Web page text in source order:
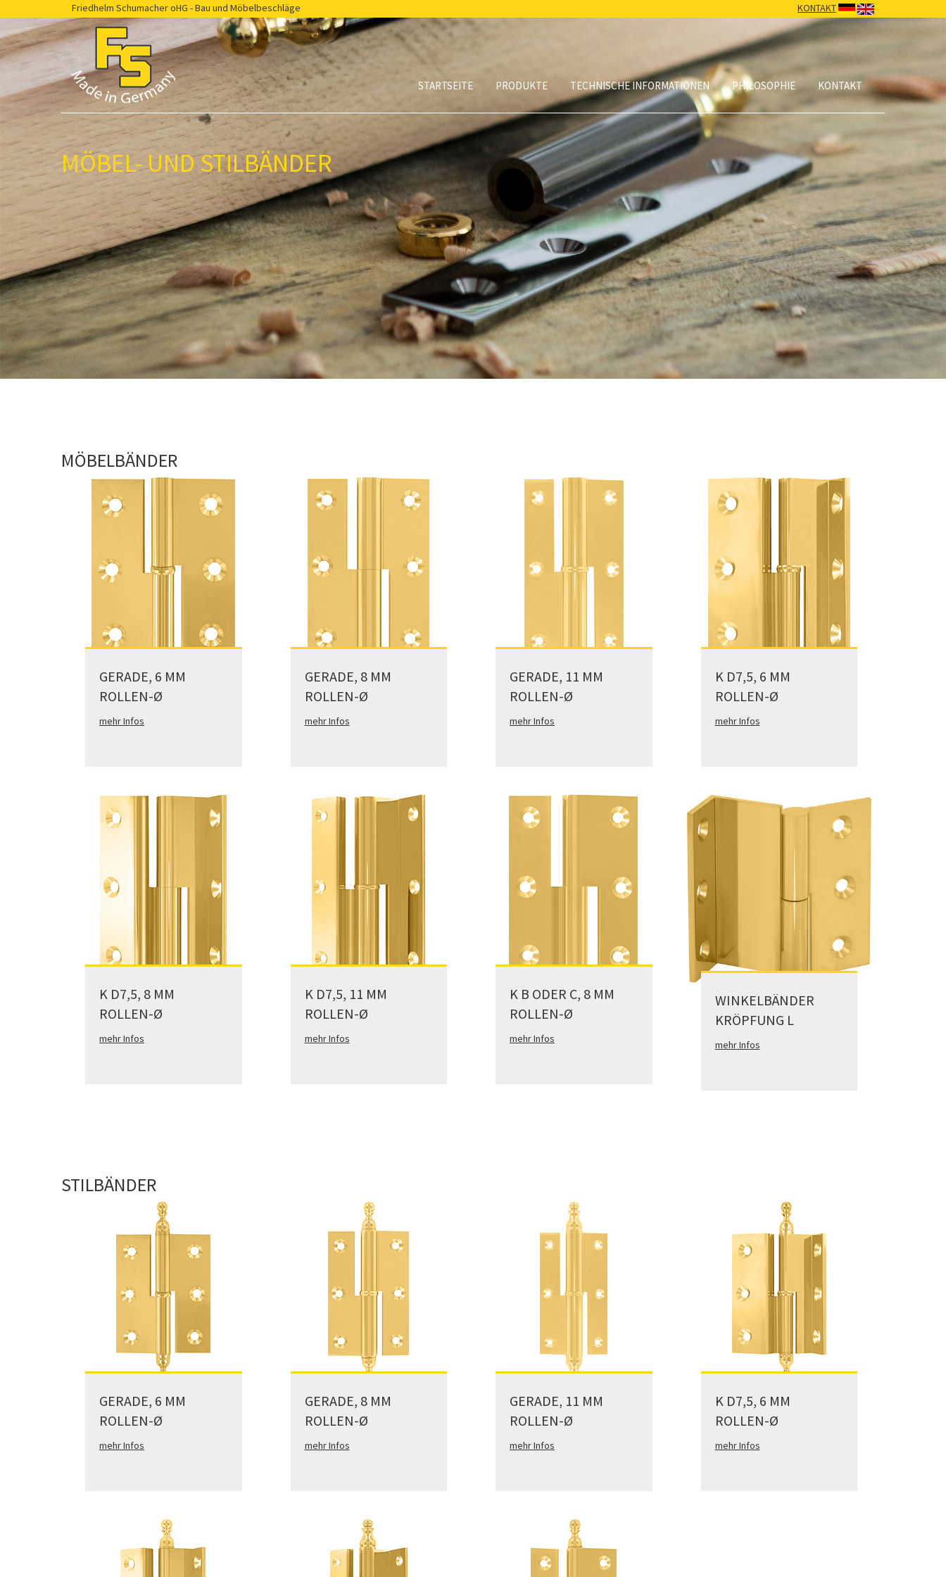
KONTAKT
Friedhelm Schumacher oHG - Bau und Möbelbeschläge
STARTSEITE PRODUKTE TECHNISCHE INFORMATIONEN PHILOSOPHIE KONTAKT
MÖBEL- UND STILBÄNDER
MÖBELBÄNDER
GERADE, 6 MM
ROLLEN-Ø
mehr Infos
K D7,5, 8 MM
ROLLEN-Ø
mehr Infos
GERADE, 8 MM
ROLLEN-Ø
mehr Infos
K D7,5, 11 MM
ROLLEN-Ø
mehr Infos
GERADE, 11 MM
ROLLEN-Ø
mehr Infos
K B ODER C, 8 MM
ROLLEN-Ø
mehr Infos
K D7,5, 6 MM
ROLLEN-Ø
mehr Infos
WINKELBÄNDER
KRÖPFUNG L
mehr Infos
STILBÄNDER
GERADE, 6 MM
ROLLEN-Ø
mehr Infos
GERADE, 8 MM
ROLLEN-Ø
mehr Infos
GERADE, 11 MM
ROLLEN-Ø
mehr Infos
K D7,5, 6 MM
ROLLEN-Ø
mehr Infos